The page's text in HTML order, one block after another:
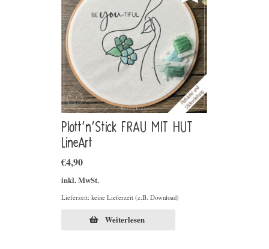
Plott’n’Stick FRAU MIT HUT
LineArt
€4,90
inkl. MwSt.
Lieferzeit: keine Lieferzeit (z.B. Download)
Weiterlesen